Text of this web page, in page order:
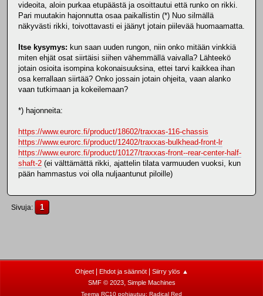
videoita, aloin purkaa etupäästä ja osoittautui että runko on rikki.
Pari muutakin hajonnutta osaa paikallistin (*) Nuo silmällä
näkyvästi rikki, toivottavasti ei jäänyt jotain piilevää huomaamatta.
Itse kysymys: kun saan uuden rungon, niin onko mitään vinkkiä
miten ehjät osat siirtäisi siihen vähemmällä vaivalla? Lähteekö
jotain osioita isompina kokonaisuuksina, ettei tarvi kaikkea ihan
osa kerrallaan siirtää? Onko jossain jotain ohjeita, vaan alanko
vaan tutkimaan ja kokeilemaan?
*) hajonneita:
https://www.eurorc.fi/product/18602/traxxas-116-chassis
https://www.eurorc.fi/product/12402/traxxas-bulkhead-front-lr
https://www.eurorc.fi/product/10127/traxxas-front--rear-center-half-
shaft-2 (ei välttämättä rikki, ajattelin tilata varmuuden vuoksi, kun
pään hammastus voi olla nuljaantunut piloille)
Sivuja 1
Ohjeet| Ehdot ja säännöt|
Siirry ylös ▲
SMF © 2023, Simple Machines
Teema RC10 pohjautuu: Radical Red